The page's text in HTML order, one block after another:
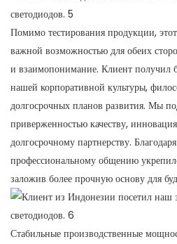
Помимо тестирования продукции,
важной возможностью для обеих
и взаимопонимание. Клиент получил
нашей корпоративной культуры,
долгосрочных планов развития. Мы
приверженностью качеству,
долгосрочному партнерству.
профессиональному общению
заложив более прочную основу для
Стабильные производственные